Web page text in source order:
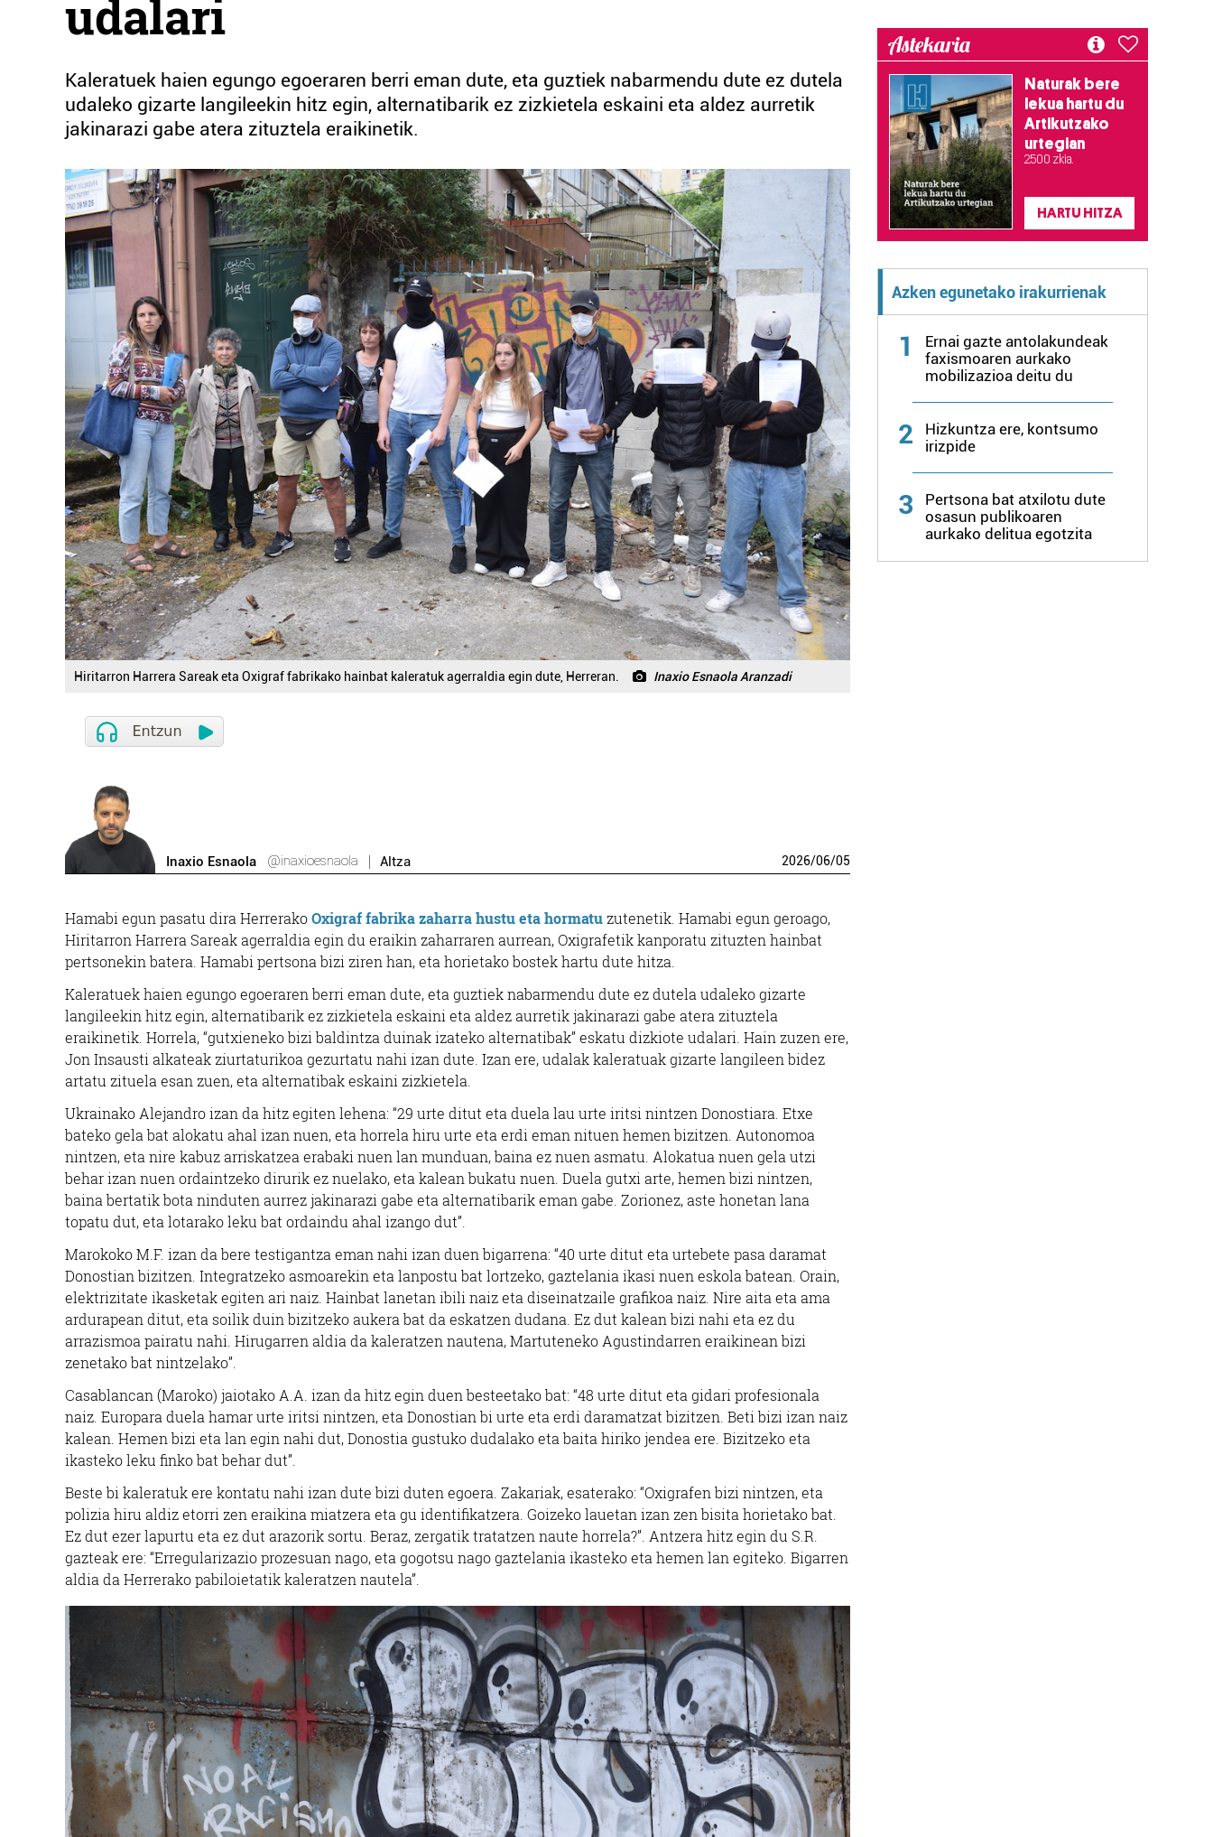
udalari
Kaleratuek haien egungo egoeraren berri eman dute, eta guztiek nabarmendu dute ez dutela
udaleko gizarte langileekin hitz egin, alternatibarik ez zizkietela eskaini eta aldez aurretik
jakinarazi gabe atera zituztela eraikinetik.
Hiritarron Harrera Sareak eta Oxigraf fabrikako hainbat kaleratuk agerraldia egin dute, Herreran. Inaxio Esnaola Aranzadi
Inaxio Esnaola @inaxioesnaola Altza 2026/06/05
Hamabi egun pasatu dira HerrerakoOxigraf fabrika zaharra hustu eta hormatu zutenetik. Hamabi egun geroago,
Hiritarron Harrera Sareak agerraldia egin du eraikin zaharraren aurrean, Oxigrafetik kanporatu zituzten hainbat
pertsonekin batera. Hamabi pertsona bizi ziren han, eta horietako bostek hartu dute hitza.
Kaleratuek haien egungo egoeraren berri eman dute, eta guztiek nabarmendu dute ez dutela udaleko gizarte
langileekin hitz egin, alternatibarik ez zizkietela eskaini eta aldez aurretik jakinarazi gabe atera zituztela
eraikinetik. Horrela, “gutxieneko bizi baldintza duinak izateko alternatibak” eskatu dizkiote udalari. Hain zuzen ere,
Jon Insausti alkateak ziurtaturikoa gezurtatu nahi izan dute. Izan ere, udalak kaleratuak gizarte langileen bidez
artatu zituela esan zuen, eta alternatibak eskaini zizkietela.
Ukrainako Alejandro izan da hitz egiten lehena: “29 urte ditut eta duela lau urte iritsi nintzen Donostiara. Etxe
bateko gela bat alokatu ahal izan nuen, eta horrela hiru urte eta erdi eman nituen hemen bizitzen. Autonomoa
nintzen, eta nire kabuz arriskatzea erabaki nuen lan munduan, baina ez nuen asmatu. Alokatua nuen gela utzi
behar izan nuen ordaintzeko dirurik ez nuelako, eta kalean bukatu nuen. Duela gutxi arte, hemen bizi nintzen,
baina bertatik bota ninduten aurrez jakinarazi gabe eta alternatibarik eman gabe. Zorionez, aste honetan lana
topatu dut, eta lotarako leku bat ordaindu ahal izango dut”.
Marokoko M.F. izan da bere testigantza eman nahi izan duen bigarrena: “40 urte ditut eta urtebete pasa daramat
Donostian bizitzen. Integratzeko asmoarekin eta lanpostu bat lortzeko, gaztelania ikasi nuen eskola batean. Orain,
elektrizitate ikasketak egiten ari naiz. Hainbat lanetan ibili naiz eta diseinatzaile grafikoa naiz. Nire aita eta ama
ardurapean ditut, eta soilik duin bizitzeko aukera bat da eskatzen dudana. Ez dut kalean bizi nahi eta ez du
arrazismoa pairatu nahi. Hirugarren aldia da kaleratzen nautena, Martuteneko Agustindarren eraikinean bizi
zenetako bat nintzelako”.
Casablancan (Maroko) jaiotako A.A. izan da hitz egin duen besteetako bat: “48 urte ditut eta gidari profesionala
naiz. Europara duela hamar urte iritsi nintzen, eta Donostian bi urte eta erdi daramatzat bizitzen. Beti bizi izan naiz
kalean. Hemen bizi eta lan egin nahi dut, Donostia gustuko dudalako eta baita hiriko jendea ere. Bizitzeko eta
ikasteko leku finko bat behar dut”.
Beste bi kaleratuk ere kontatu nahi izan dute bizi duten egoera. Zakariak, esaterako: “Oxigrafen bizi nintzen, eta
polizia hiru aldiz etorri zen eraikina miatzera eta gu identifikatzera. Goizeko lauetan izan zen bisita horietako bat.
Ez dut ezer lapurtu eta ez dut arazorik sortu. Beraz, zergatik tratatzen naute horrela?”. Antzera hitz egin du S.R.
gazteak ere: “Erregularizazio prozesuan nago, eta gogotsu nago gaztelania ikasteko eta hemen lan egiteko. Bigarren
aldia da Herrerako pabiloietatik kaleratzen nautela”.
Astekaria
Naturak bere
lekua hartu du
Artikutzako
urtegian
2.500 zkia.
HARTU HITZA
Azken egunetako irakurrienak
1
Ernai gazte antolakundeak
faxismoaren aurkako
mobilizazioa deitu du
2
Hizkuntza ere, kontsumo
irizpide
3
Pertsona bat atxilotu dute
osasun publikoaren
aurkako delitua egotzita